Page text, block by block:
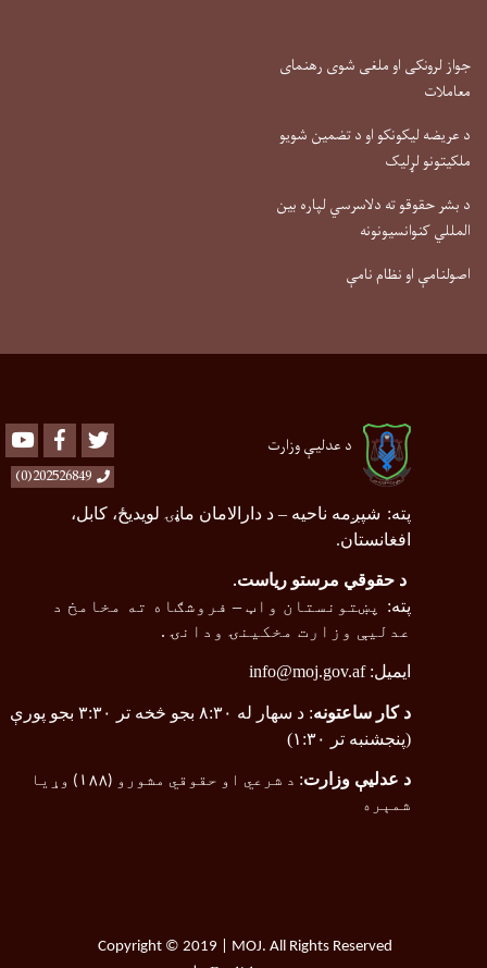
جواز لرونکی او ملغی شوی رهنمای
معاملات
د عریضه لیکونکو او د تضمین شویو
ملکیتونو لړلیک
د بشر حقوقو ته دلاسرسي لپاره بین
المللي کنوانسیونونه
اصولنامې او نظام نامې
د عدلیې وزارت Youtube Facebook
202526849(0)
پته: شپږمه ناحیه – د دارالامان ماڼۍ لویدیځ، کابل،
افغانستان.
د حقوقي مرستو ریاست.
پته: پښتونستان واټ – فروشګاه ته مخامخ د
عدلیې وزارت مخکینۍ ودانۍ .
ایمیل:info@moj.gov.af
د کار ساعتونه
: د سهار له ۸:۳۰ بجو څخه تر ۳:۳۰ بجو پورې
(پنجشنبه تر ۱:۳۰)
د عدلیې وزارت: د شرعي او حقوقي مشورو (۱۸۸ ) وړیا
شمېره
Copyright © 2019 | MOJ. All Rights Reserved